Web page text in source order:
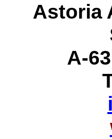
Astoria
A-